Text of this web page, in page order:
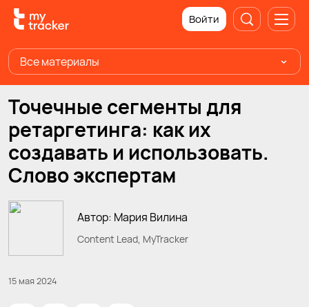
Войти
Все материалы
Точечные сегменты для
ретаргетинга: как их
создавать и использовать.
Слово экспертам
Автор: Мария Вилина
Content Lead, MyTracker
15 мая 2024